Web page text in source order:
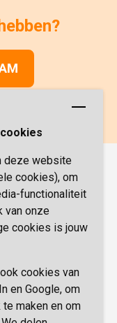
deze website
cookies), om
functionaliteit
van onze
cookies is jouw
cookies van
en Google, om
maken en om